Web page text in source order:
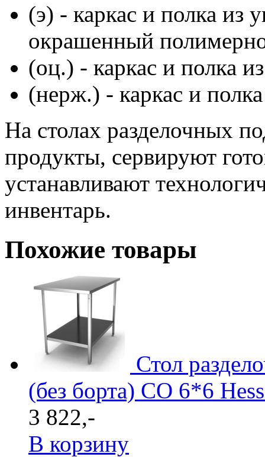
(э) - каркас и полка из
окрашенный
(оц.) - каркас и полка
(нерж.) - каркас и
На столах разделочных
продукты, сервируют
устанавливают
инвентарь.
Похожие товары
Стол
(без борта) СО 6*6
3 822,-
В корзину